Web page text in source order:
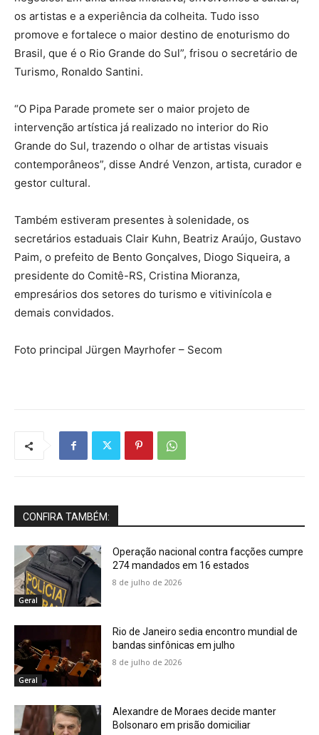
os artistas e a experiência da colheita. Tudo isso
promove e fortalece o maior destino de enoturismo do
Brasil, que é o Rio Grande do Sul”, frisou o secretário de
Turismo, Ronaldo Santini.
“O Pipa Parade promete ser o maior projeto de
intervenção artística já realizado no interior do Rio
Grande do Sul, trazendo o olhar de artistas visuais
contemporâneos”, disse André Venzon, artista, curador e
gestor cultural.
Também estiveram presentes à solenidade, os
secretários estaduais Clair Kuhn, Beatriz Araújo, Gustavo
Paim, o prefeito de Bento Gonçalves, Diogo Siqueira, a
presidente do Comitê-RS, Cristina Mioranza,
empresários dos setores do turismo e vitivinícola e
demais convidados.
Foto principal Jürgen Mayrhofer – Secom
CONFIRA TAMBÉM:
Geral
Operação nacional contra facções cumpre
274 mandados em 16 estados
8 de julho de 2026
Geral
Rio de Janeiro sedia encontro mundial de
bandas sinfônicas em julho
8 de julho de 2026
Alexandre de Moraes decide manter
Bolsonaro em prisão domiciliar